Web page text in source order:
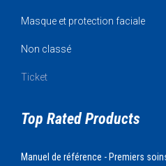
Masque et protection faciale
Non classé
Ticket
Top Rated Products
Manuel de référence - Premiers